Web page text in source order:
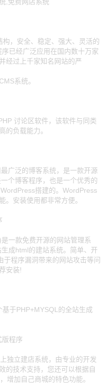
，安全、稳定、强大、灵活的
已经广泛应用在国内数十万家
经过上千家知名网站的严
系统。
讨论区软件，该软件与同类
的负载能力。
泛的博客系统，是一款开源
个博客程序，也是一个优秀的
搭建的。WordPress
。安装使用都非常方便。
一款免费开源的网站管理系
成html的建站系统。简单、开
于程序漏洞带来的网站攻击等问
安装!
于PHP+MYSQL的全站生成
程序
立建店系统，由专业的开发
的技术支持，您还可以根据自
增加自己商城的特色功能。